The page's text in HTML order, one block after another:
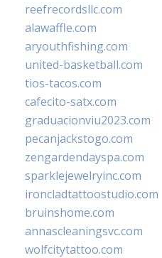
reefrecordsllc.com
alawaffle.com
aryouthfishing.com
united-basketball.com
tios-tacos.com
cafecito-satx.com
graduacionviu2023.com
pecanjackstogo.com
zengardendayspa.com
sparklejewelryinc.com
ironcladtattoostudio.com
bruinshome.com
annascleaningsvc.com
wolfcitytattoo.com